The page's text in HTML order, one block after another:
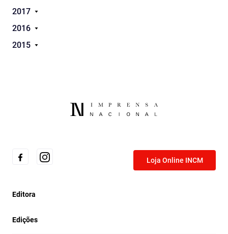
2017
2016
2015
Loja Online INCM
Editora
Edições